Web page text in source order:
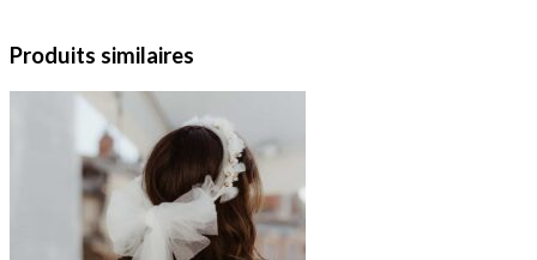
Produits similaires